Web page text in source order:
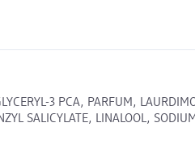
3 PCA, PARFUM,
SALICYLATE, LINALOOL,